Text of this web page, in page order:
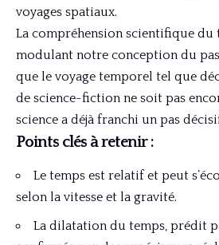
voyages spatiaux.
La compréhension scientifique du
modulant notre conception du
que le voyage temporel tel que
de science-fiction ne soit pas
science a déjà franchi un pas
Points clés à retenir :
Le temps est relatif et peut
selon la vitesse et la gravité.
La dilatation du temps, prédit